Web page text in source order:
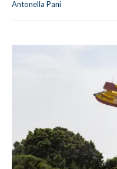
Antonella Pani